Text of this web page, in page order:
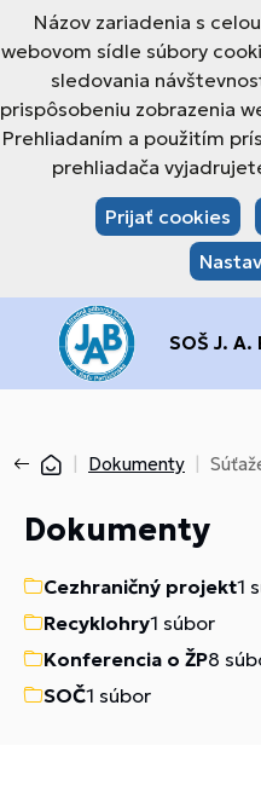
Názov zariadenia s
webovom sídle súbory
sledovania
prispôsobeniu zobrazenia
Prehliadaním a použitím
prehliadača
Prijať cookies
SOŠ J.
Dokumenty
Dokumenty
Cezhraničný projekt1
Recyklohry1 súbor
Konferencia o ŽP8
SOČ1 súbor